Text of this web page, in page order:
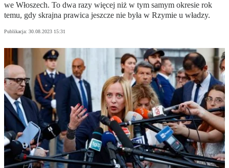
we Włoszech. To dwa razy więcej niż w tym samym okresie rok
temu, gdy skrajna prawica jeszcze nie była w Rzymie u władzy.
Publikacja: 30.08.2023 15:31